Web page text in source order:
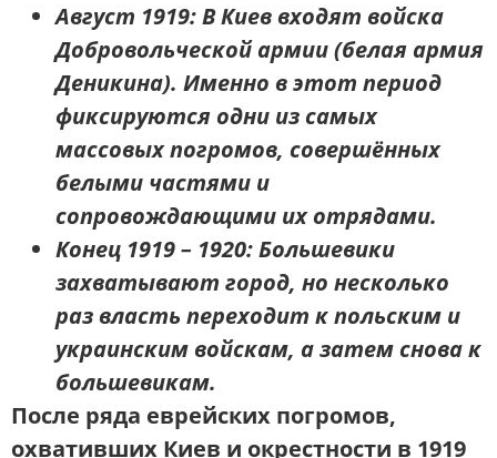
Август 1919:В Киев входят войска
Добровольческой армии (белая армия
Деникина). Именно в этот период
фиксируются одни из самых
массовых погромов, совершённых
белыми частями и
сопровождающими их отрядами.
Конец 1919 – 1920:Большевики
захватывают город, но несколько
раз власть переходит к польским и
украинским войскам, а затем снова к
большевикам.
После ряда еврейских погромов,
охвативших Киев и окрестности в 1919